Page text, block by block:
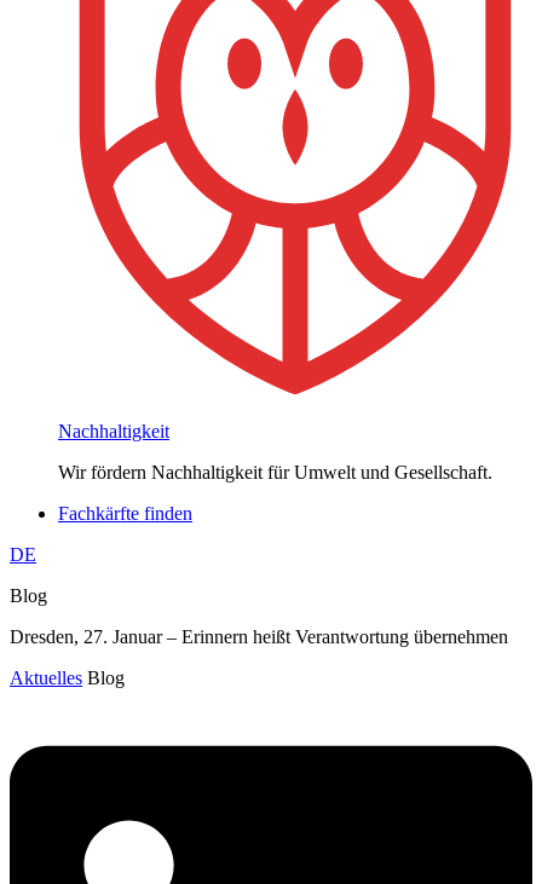
Nachhaltigkeit
Wir fördern Nachhaltigkeit für Umwelt und Gesellschaft.
Fachkärfte finden
DE
Blog
Dresden, 27. Januar – Erinnern heißt Verantwortung übernehmen
Aktuelles Blog